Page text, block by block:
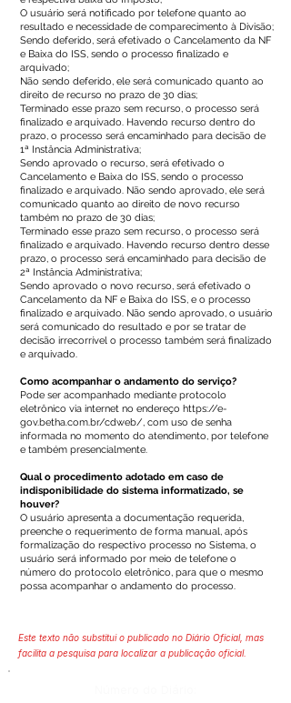
O usuário será notificado por telefone quanto ao
resultado e necessidade de comparecimento à Divisão;
Sendo deferido, será efetivado o Cancelamento da NF
e Baixa do ISS, sendo o processo finalizado e
arquivado;
Não sendo deferido, ele será comunicado quanto ao
direito de recurso no prazo de 30 dias;
Terminado esse prazo sem recurso, o processo será
finalizado e arquivado. Havendo recurso dentro do
prazo, o processo será encaminhado para decisão de
1ª Instância Administrativa;
Sendo aprovado o recurso, será efetivado o
Cancelamento e Baixa do ISS, sendo o processo
finalizado e arquivado. Não sendo aprovado, ele será
comunicado quanto ao direito de novo recurso
também no prazo de 30 dias;
Terminado esse prazo sem recurso, o processo será
finalizado e arquivado. Havendo recurso dentro desse
prazo, o processo será encaminhado para decisão de
2ª Instância Administrativa;
Sendo aprovado o novo recurso, será efetivado o
Cancelamento da NF e Baixa do ISS, e o processo
finalizado e arquivado. Não sendo aprovado, o usuário
será comunicado do resultado e por se tratar de
decisão irrecorrível o processo também será finalizado
e arquivado.
Como acompanhar o andamento do serviço?
Pode ser acompanhado mediante protocolo
eletrônico via internet no endereço https://e-
gov.betha.com.br/cdweb/, com uso de senha
informada no momento do atendimento, por telefone
e também presencialmente.
Qual o procedimento adotado em caso de
indisponibilidade do sistema informatizado, se
houver?
O usuário apresenta a documentação requerida,
preenche o requerimento de forma manual, após
formalização do respectivo processo no Sistema, o
usuário será informado por meio de telefone o
número do protocolo eletrônico, para que o mesmo
possa acompanhar o andamento do processo.
Este texto não substitui o publicado no Diário Oficial, mas
facilita a pesquisa para localizar a publicação oficial.